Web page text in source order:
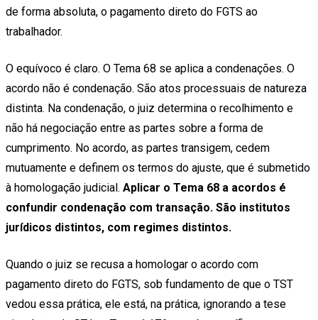
de forma absoluta, o pagamento direto do FGTS ao
trabalhador.
O equívoco é claro. O Tema 68 se aplica a condenações. O
acordo não é condenação. São atos processuais de natureza
distinta. Na condenação, o juiz determina o recolhimento e
não há negociação entre as partes sobre a forma de
cumprimento. No acordo, as partes transigem, cedem
mutuamente e definem os termos do ajuste, que é submetido
à homologação judicial. Aplicar o Tema 68 a acordos é
confundir condenação com transação. São institutos
jurídicos distintos, com regimes distintos.
Quando o juiz se recusa a homologar o acordo com
pagamento direto do FGTS, sob fundamento de que o TST
vedou essa prática, ele está, na prática, ignorando a tese